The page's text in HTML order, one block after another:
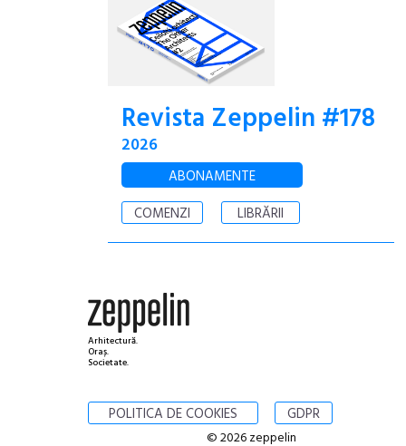
Revista Zeppelin #178
2026
ABONAMENTE
COMENZI
LIBRĂRII
Arhitectură.
Oraș.
Societate.
POLITICA DE COOKIES GDPR
© 2026 zeppelin